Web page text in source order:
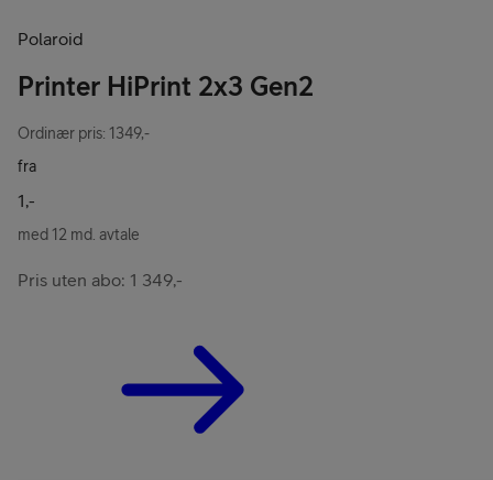
Polaroid
Printer HiPrint 2x3 Gen2
Ordinær pris: 1349,-
fra
1,-
med 12 md. avtale
Pris uten abo: 1 349,-